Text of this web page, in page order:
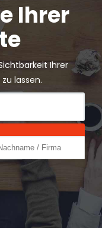
Ihrer
Ihrer
lassen.